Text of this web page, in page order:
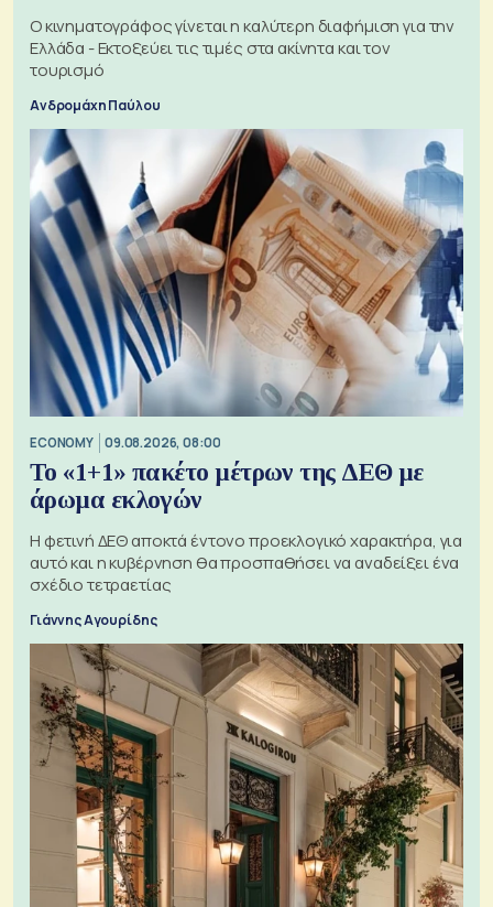
Ο κινηματογράφος γίνεται η καλύτερη διαφήμιση για την
Ελλάδα - Εκτοξεύει τις τιμές στα ακίνητα και τον
τουρισμό
Ανδρομάχη Παύλου
ECONOMY 09.08.2026, 08:00
Το «1+1» πακέτο μέτρων της ΔΕΘ με
άρωμα εκλογών
Η φετινή ΔΕΘ αποκτά έντονο προεκλογικό χαρακτήρα, για
αυτό και η κυβέρνηση θα προσπαθήσει να αναδείξει ένα
σχέδιο τετραετίας
Γιάννης Αγουρίδης